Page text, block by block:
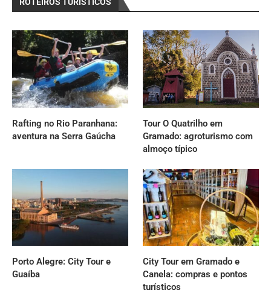
Rafting no Rio Paranhana:
aventura na Serra Gaúcha
Tour O Quatrilho em
Gramado: agroturismo com
almoço típico
Porto Alegre: City Tour e
Guaíba
City Tour em Gramado e
Canela: compras e pontos
turísticos